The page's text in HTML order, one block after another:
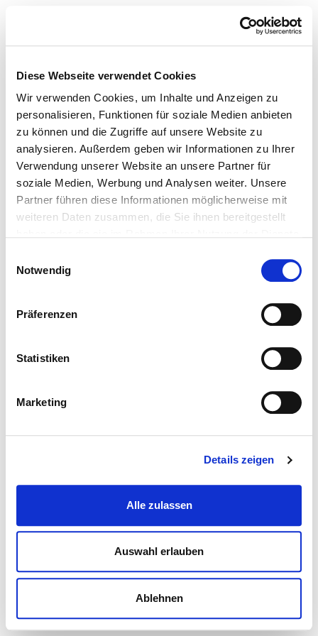
Diese Webseite verwendet Cookies
Wir verwenden Cookies, um Inhalte und Anzeigen zu
personalisieren, Funktionen für soziale Medien anbieten
zu können und die Zugriffe auf unsere Website zu
analysieren. Außerdem geben wir Informationen zu Ihrer
Verwendung unserer Website an unsere Partner für
soziale Medien, Werbung und Analysen weiter. Unsere
Partner führen diese Informationen möglicherweise mit
weiteren Daten zusammen, die Sie ihnen bereitgestellt
Notwendig
Präferenzen
Statistiken
Marketing
Details zeigen
Alle zulassen
Auswahl erlauben
Ablehnen